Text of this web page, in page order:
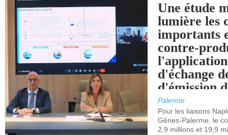
Une étude
lumière les
importants
contre-
d'échange
d'émission
(SEQE-UE)
maritimes
occidentale.
Palerme
Pour les liaisons
Gênes-Palerme, le
2,9 millions et 19,9